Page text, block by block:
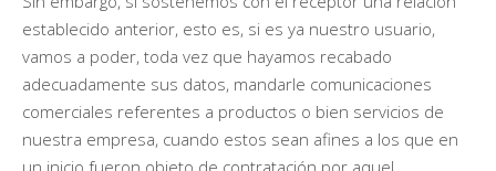
establecido anterior, esto es, si es ya nuestro usuario,
vamos a poder, toda vez que hayamos recabado
adecuadamente sus datos, mandarle comunicaciones
comerciales referentes a productos o bien servicios de
nuestra empresa, cuando estos sean afines a los que en